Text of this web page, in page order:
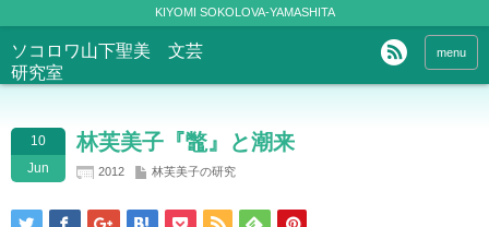
KIYOMI SOKOLOVA-YAMASHITA
ソコロワ山下聖美 文芸
研究室
menu
10
Jun
林芙美子『鼈』と潮来
2012 林芙美子の研究